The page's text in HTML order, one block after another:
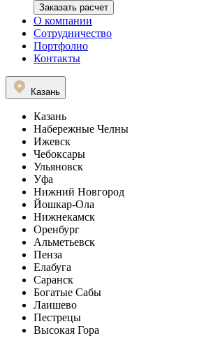
Заказать расчет
О компании
Сотрудничество
Портфолио
Контакты
Казань
Казань
Набережные Челны
Ижевск
Чебоксары
Ульяновск
Уфа
Нижний Новгород
Йошкар-Ола
Нижнекамск
Оренбург
Альметьевск
Пенза
Елабуга
Саранск
Богатые Сабы
Лаишево
Пестрецы
Высокая Гора